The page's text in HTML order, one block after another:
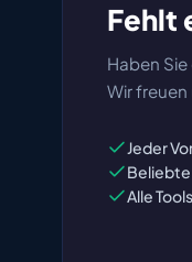
Fehlt
Haben
Wir
Jeder
Alle